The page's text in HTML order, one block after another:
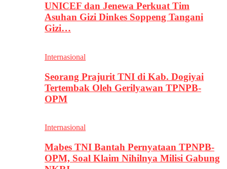
UNICEF dan Jenewa Perkuat Tim
Asuhan Gizi Dinkes Soppeng Tangani
Gizi…
Internasional
Seorang Prajurit TNI di Kab. Dogiyai
Tertembak Oleh Gerilyawan TPNPB-
OPM
Internasional
Mabes TNI Bantah Pernyataan TPNPB-
OPM, Soal Klaim Nihilnya Milisi Gabung